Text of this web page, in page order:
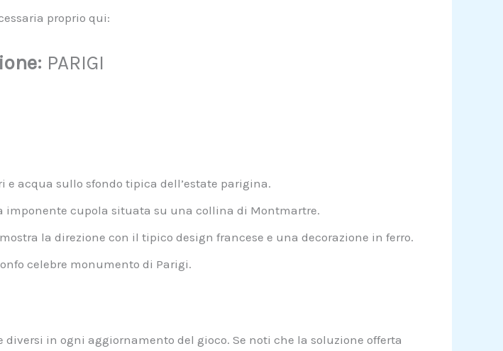
proprio qui:
PARIGI
acqua sullo sfondo tipica dell’estate parigina.
imponente cupola situata su una collina di Montmartre.
la direzione con il tipico design francese e una decorazione in ferro.
celebre monumento di Parigi.
in ogni aggiornamento del gioco. Se noti che la soluzione offerta